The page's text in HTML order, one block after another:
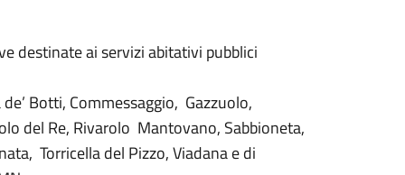
destinate ai servizi abitativi pubblici
Botti, Commessaggio, Gazzuolo,
del Re, Rivarolo Mantovano, Sabbioneta,
Torricella del Pizzo, Viadana e di